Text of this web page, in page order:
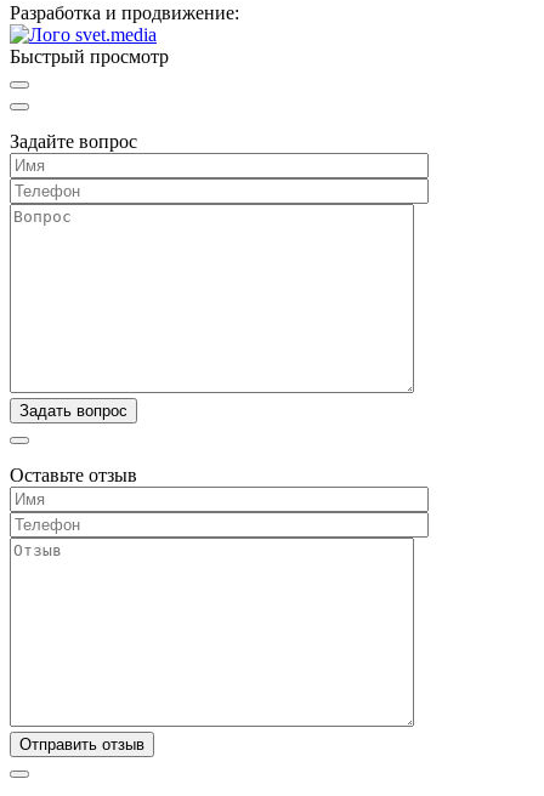
Разработка и продвижение:
Быстрый просмотр
Задайте вопрос
Оставьте отзыв